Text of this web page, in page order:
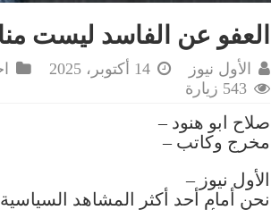
العفو عن الفاسد ليست
الأول نيوز 14 أكتوبر، 2025
543 زيارة
صلاح ابو هنود –
مخرج وكاتب –
الأول نيوز –
نحن أمام أحد أكثر المشاهد